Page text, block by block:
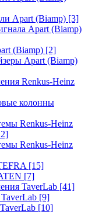
Apart (Biamp) [3]
Apart (Biamp)
(Biamp) [2]
Apart (Biamp)
Renkus-Heinz
колонны
Renkus-Heinz
Renkus-Heinz
[15]
[7]
TaverLab [41]
[9]
[10]